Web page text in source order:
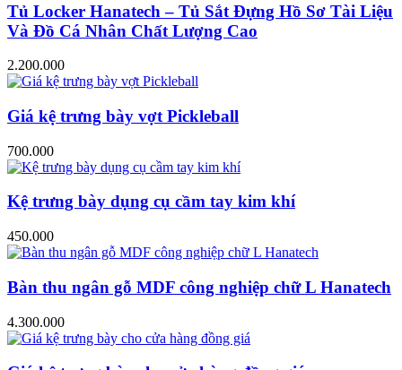
Tủ Locker Hanatech – Tủ Sắt Đựng Hồ Sơ Tài Liệu
Và Đồ Cá Nhân Chất Lượng Cao
2.200.000
Giá kệ trưng bày vợt Pickleball
700.000
Kệ trưng bày dụng cụ cầm tay kim khí
450.000
Bàn thu ngân gỗ MDF công nghiệp chữ L Hanatech
4.300.000